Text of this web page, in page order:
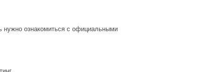
ознакомиться с официальными